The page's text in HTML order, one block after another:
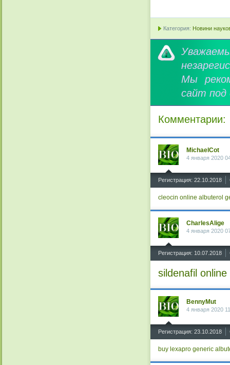
Категория: Новини
Мы
сайт под
Комментарии:
MichaelCot
4 января 2020
Регистрация: 22.10.2018
cleocin online albuterol
CharlesAlige
4 января 2020
Регистрация: 10.07.2018
sildenafil online
BennyMut
4 января 2020
Регистрация: 23.10.2018
buy lexapro generic